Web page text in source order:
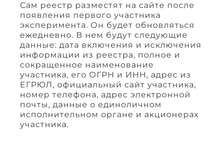
Сам реестр разместят на сайте после
появления первого участника
эксперимента. Он будет обновляться
ежедневно. В нем будут следующие
данные: дата включения и исключения
информации из реестра, полное и
сокращенное наименование
участника, его ОГРН и ИНН, адрес из
ЕГРЮЛ, официальный сайт участника,
номер телефона, адрес электронной
почты, данные о единоличном
исполнительном органе и акционерах
участника.